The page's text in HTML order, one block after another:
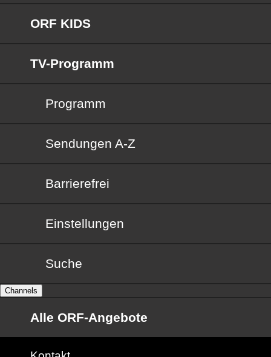
ORF KIDS
TV-Programm
Programm
Sendungen von A bis Z
Sendungen A-Z
Barrierefrei
Barrierefrei
Einstellungen
Suche
Channels
Alle ORF-Angebote